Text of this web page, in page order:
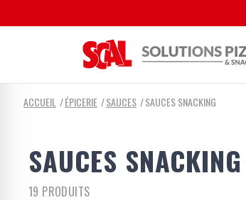
ACCUEIL ÉPICERIE SAUCES SAUCES SNACKING
SAUCES SNACKING
19 PRODUITS